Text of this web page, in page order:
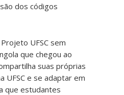
dos códigos
UFSC sem
que chegou ao
suas próprias
UFSC e se adaptar em
que estudantes